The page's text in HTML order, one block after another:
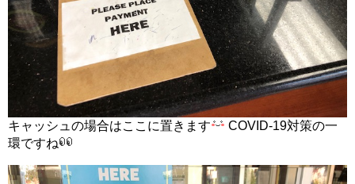
キャッシュの場合はここに置きます
COVID-19対策の一
環ですね